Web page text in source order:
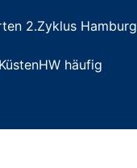
2.Zyklus Hamburg
häufig